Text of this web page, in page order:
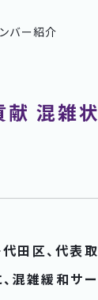
バー紹介
献 混雑状
田区、代表取
混雑緩和サー